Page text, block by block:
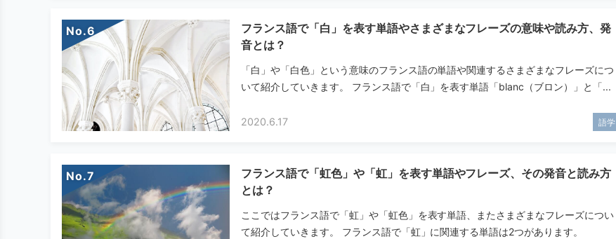
No.
フランス語で「白」を表す単語やさまざまなフレーズの意味や読み方、発
音とは？
「白」や「白色」という意味のフランス語の単語や関連するさまざまなフレーズにつ
いて紹介していきます。 フランス語で「白」を表す単語「blanc（ブロン）」と「...
2020.6.17 語学
No.
フランス語で「虹色」や「虹」を表す単語やフレーズ、その発音と読み方
とは？
ここではフランス語で「虹」や「虹色」を表す単語、またさまざまなフレーズについ
て紹介していきます。 フランス語で「虹」に関連する単語は2つがあります。